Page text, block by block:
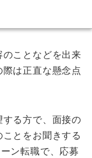
ことなどを出来
は正直な懸念点
る方で、面接の
とをお聞きする
ン転職で、応募